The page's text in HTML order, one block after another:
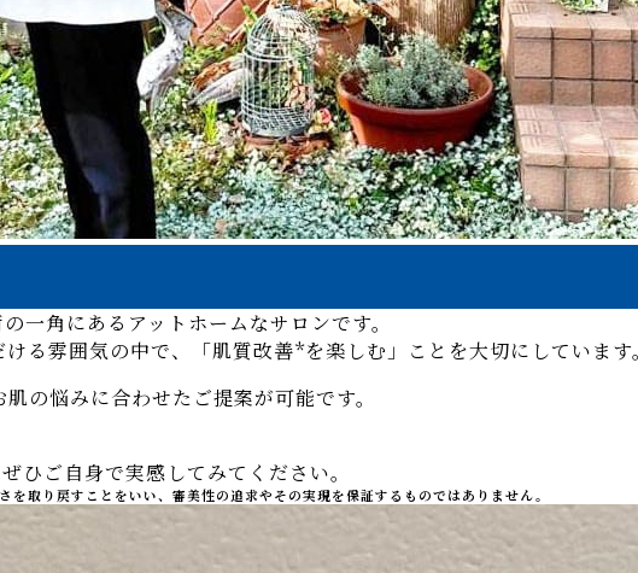
一角にあるアットホームなサロンです。
る雰囲気の中で、「肌質改善*を楽しむ」ことを大切にしています
の悩みに合わせたご提案が可能です。
ひご自身で実感してみてください。
取り戻すことをいい、審美性の追求やその実現を保証するものではありません。